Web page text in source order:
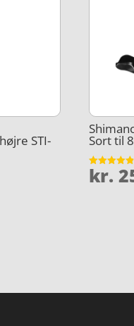
STI- Sort til
Vurderet
4.8
kr.